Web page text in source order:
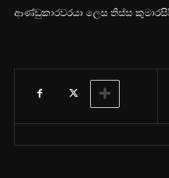
ආණ්ඩුකාරවරයා ලෙස තිස්ස